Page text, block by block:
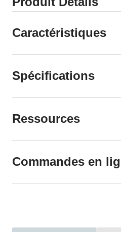
Caractéristiques
Spécifications
Ressources
Commandes en